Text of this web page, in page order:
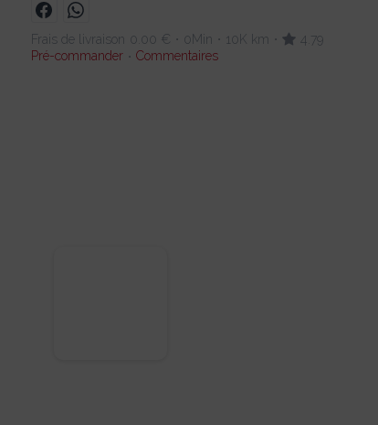
Frais de livraison 0.00 € • 0Min • 10K km •
4.79
Pré-commander • Commentaires